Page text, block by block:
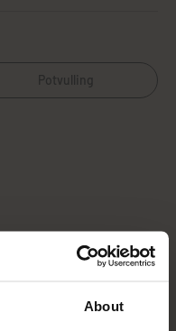
About
Potvulling